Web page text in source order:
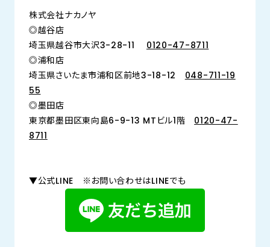
株式会社ナカノヤ
◎越谷店
埼玉県越谷市大沢3-28-11 0120-47-8711
◎浦和店
埼玉県さいたま市浦和区前地3-18-12 048-711-19
55
◎墨田店
東京都墨田区東向島6-9-13 MTビル1階 0120-47-
8711
▼公式LINE ※お問い合わせはLINEでも